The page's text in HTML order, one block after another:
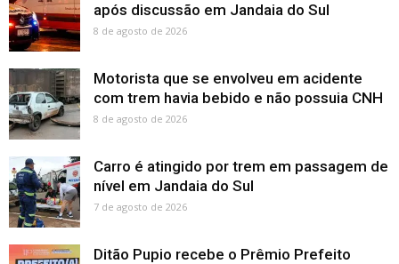
após discussão em Jandaia do Sul
8 de agosto de 2026
Motorista que se envolveu em acidente
com trem havia bebido e não possuia CNH
8 de agosto de 2026
Carro é atingido por trem em passagem de
nível em Jandaia do Sul
7 de agosto de 2026
Ditão Pupio recebe o Prêmio Prefeito